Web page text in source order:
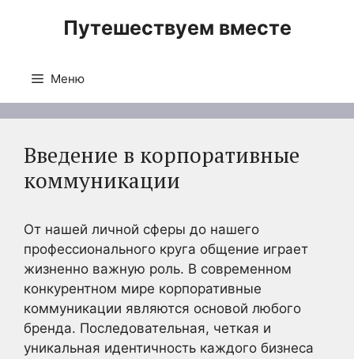
Путешествуем вместе
Меню
Введение в корпоративные
коммуникации
От нашей личной сферы до нашего
профессионального круга общение играет
жизненно важную роль. В современном
конкурентном мире корпоративные
коммуникации являются основой любого
бренда. Последовательная, четкая и
уникальная идентичность каждого бизнеса